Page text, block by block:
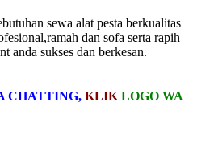
sewa alat pesta berkualitas
dan sofa serta rapih
anda sukses dan berkesan.
CHATTING,KLIK LOGO WA